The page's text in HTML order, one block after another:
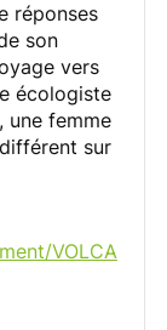
réponses
son
vers
écologiste
une femme
sur
VOLCA